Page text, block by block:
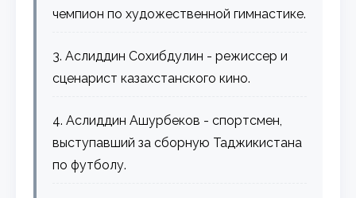
чемпион по художественной гимнастике.
3. Аслиддин Сохибдулин - режиссер и
сценарист казахстанского кино.
4. Аслиддин Ашурбеков - спортсмен,
выступавший за сборную Таджикистана
по футболу.